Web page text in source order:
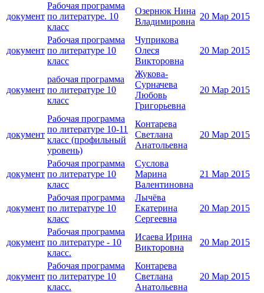
документ
Рабочая программа
по литературе. 10
класс
Озернюк Нина
Владимировна
20 Мар 2015
документ
Рабочая программа
по литературе 10
класс
Чуприкова
Олеся
Викторовна
20 Мар 2015
документ
рабочая программа
по литературе 10
класс
Жукова-
Сурначева
Любовь
Григорьевна
20 Мар 2015
документ
Рабочая программа
по литературе 10-11
класс (профильный
уровень)
Контарева
Светлана
Анатольевна
20 Мар 2015
документ
Рабочая программа
по литературе 10
класс
Суслова
Марина
Валентиновна
21 Мар 2015
документ
Рабочая программа
по литературе 10
класс
Лычёва
Екатерина
Сергеевна
20 Мар 2015
документ
Рабочая программа
по литературе - 10
класс.
Исаева Ирина
Викторовна
20 Мар 2015
документ
Рабочая программа
по литературе 10
класс.
Контарева
Светлана
Анатольевна
20 Мар 2015